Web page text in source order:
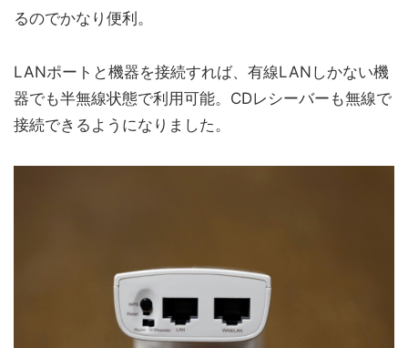
るのでかなり便利。
LANポートと機器を接続すれば、有線LANしかない機
器でも半無線状態で利用可能。CDレシーバーも無線で
接続できるようになりました。